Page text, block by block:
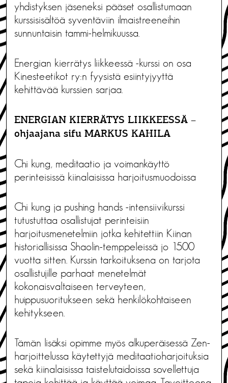
yhdistyksen jäseneksi pääset osallistumaan
kurssisisältöä syventäviin ilmaistreeneihin
sunnuntaisin tammi-helmikuussa.
Energian kierrätys liikkeessä -kurssi on osa
Kinesteetikot ry:n fyysistä esiintyjyyttä
kehittävää kurssien sarjaa.
ENERGIAN KIERRÄTYS LIIKKEESSÄ –
ohjaajana sifu MARKUS KAHILA
Chi kung, meditaatio ja voimankäyttö
perinteisissä kiinalaisissa harjoitusmuodoissa
Chi kung ja pushing hands -intensiivikurssi
tutustuttaa osallistujat perinteisiin
harjoitusmenetelmiin jotka kehitettiin Kiinan
historiallisissa Shaolin-temppeleissä jo 1500
vuotta sitten. Kurssin tarkoituksena on tarjota
osallistujille parhaat menetelmät
kokonaisvaltaiseen terveyteen,
huippusuoritukseen sekä henkilökohtaiseen
kehitykseen.
Tämän lisäksi opimme myös alkuperäisessä Zen-
harjoittelussa käytettyjä meditaatioharjoituksia
sekä kiinalaisissa taistelutaidoissa sovellettuja